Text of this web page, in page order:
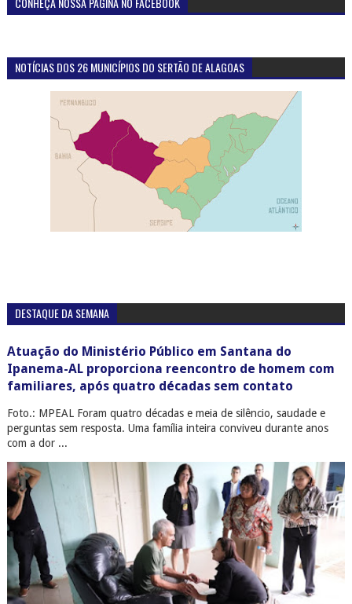
NOTÍCIAS DOS 26 MUNICÍPIOS DO SERTÃO DE ALAGOAS
DESTAQUE DA SEMANA
Atuação do Ministério Público em Santana do
Ipanema-AL proporciona reencontro de homem com
familiares, após quatro décadas sem contato
Foto.: MPEAL Foram quatro décadas e meia de silêncio, saudade e
perguntas sem resposta. Uma família inteira conviveu durante anos
com a dor ...